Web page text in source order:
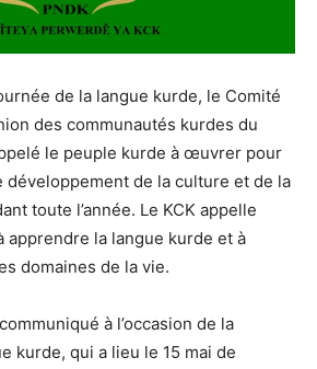
de la langue kurde, le Comité
des communautés kurdes du
le peuple kurde à œuvrer pour
développement de la culture et de la
toute l’année. Le KCK appelle
apprendre la langue kurde et à
domaines de la vie.
à l’occasion de la
kurde, qui a lieu le 15 mai de